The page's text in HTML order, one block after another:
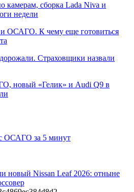
сборка Lada Niva и
недели
ОСАГО. К чему еще готовиться
Страховщики назвали
новый «Гелик» и Audi Q9 в
новый Nissan Leaf 2026: отныне